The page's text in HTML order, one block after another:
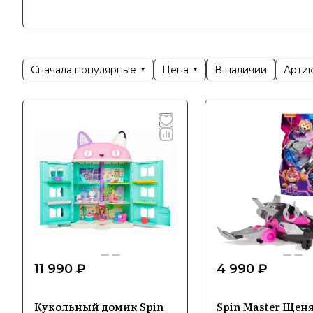
Spin
наборов,
робототехники. Благодаря постоянному внедрению передовых
решений,
Сначала популярные Цена В наличии
11 990 ₽
Кукольный домик Spin
4 990 ₽
Spin Master